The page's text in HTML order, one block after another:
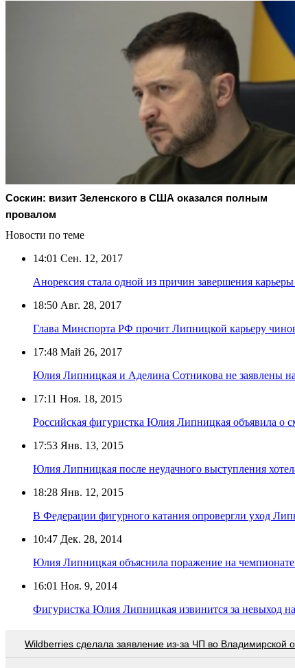
Соскин: визит Зеленского в США оказался полным
провалом
Новости по теме
14:01 Сен. 12, 2017
Анорексия стала одной из причин завершения
18:50 Авг. 28, 2017
Глава Минспорта РФ прочит Липницкой карьеру
17:48 Май 26, 2017
Юлия Липницкая и Аделина Сотникова не заявлены
17:11 Ноя. 18, 2015
Российская фигуристка Юлия Липницкая объявила о
17:53 Янв. 13, 2015
Юлия Липницкая после неудачного выступления
18:28 Янв. 12, 2015
В Федерации фигурного катания опровергли уход
10:47 Дек. 28, 2014
Юлия Липницкая объяснила поражение на
16:01 Ноя. 9, 2014
Фигуристка Юлия Липницкая извинится за невыход
Wildberries cделала заявление из-за ЧП во Владимирской